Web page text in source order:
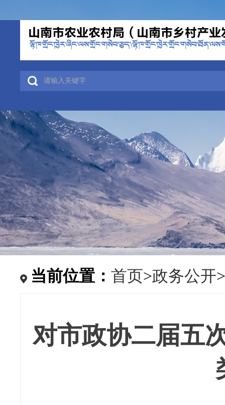
当前位置： 首页>政务公开>
对市政协二届五